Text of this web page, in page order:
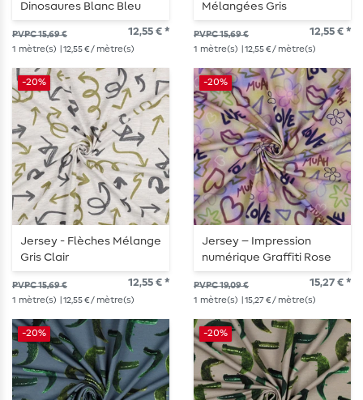
Dinosaures Blanc Bleu
PVPC 15,69 € 12,55 € *
1 mètre(s) | 12,55 € / mètre(s)
Mélangées Gris
PVPC 15,69 € 12,55 € *
1 mètre(s) | 12,55 € / mètre(s)
-20%
Jersey - Flèches Mélange
Gris Clair
PVPC 15,69 € 12,55 € *
1 mètre(s) | 12,55 € / mètre(s)
-20%
Jersey – Impression
numérique Graffiti Rose
PVPC 19,09 € 15,27 € *
1 mètre(s) | 15,27 € / mètre(s)
-20% -20%